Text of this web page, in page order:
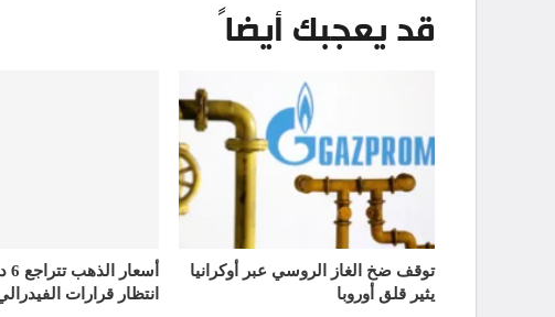
قد يعجبك أيضاً
توقف ضخ الغاز الروسي عبر أوكرانيا
يثير قلق أوروبا
انتظار قرارات